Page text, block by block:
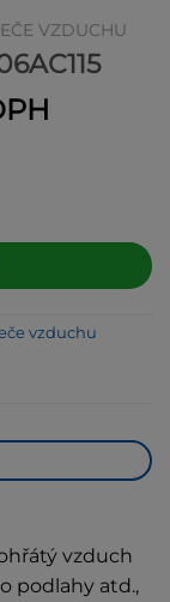
VZDUCHU
vzduchu
vzduch
podlahy atd.,